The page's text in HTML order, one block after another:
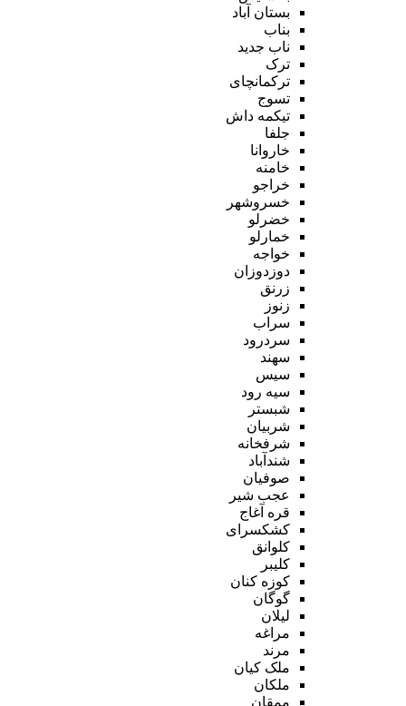
بستان آباد
بناب
ناب جدید
ترک
ترکمانچای
تسوج
تیکمه داش
جلفا
خاروانا
خامنه
خراجو
خسروشهر
خضرلو
خمارلو
خواجه
دوزدوزان
زرنق
زنوز
سراب
سردرود
سهند
سیس
سیه رود
شبستر
شربیان
شرفخانه
شندآباد
صوفیان
عجب شیر
قره آغاج
کشکسرای
کلوانق
کلیبر
کوزه کنان
گوگان
لیلان
مراغه
مرند
ملک کیان
ملکان
ممقان